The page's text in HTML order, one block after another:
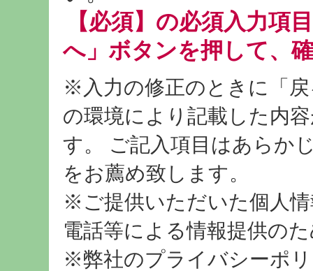
【必須】の必須入力項
へ」ボタンを押して、
※入力の修正のときに「
の環境により記載した内
す。 ご記入項目はあらか
をお薦め致します。
※ご提供いただいた個人
電話等による情報提供の
※弊社のプライバシーポ